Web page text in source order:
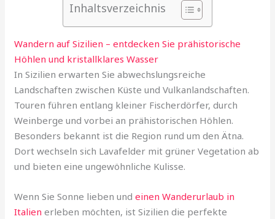
Inhaltsverzeichnis
Wandern auf Sizilien – entdecken Sie prähistorische
Höhlen und kristallklares Wasser
In Sizilien erwarten Sie abwechslungsreiche
Landschaften zwischen Küste und Vulkanlandschaften.
Touren führen entlang kleiner Fischerdörfer, durch
Weinberge und vorbei an prähistorischen Höhlen.
Besonders bekannt ist die Region rund um den Ätna.
Dort wechseln sich Lavafelder mit grüner Vegetation ab
und bieten eine ungewöhnliche Kulisse.
Wenn Sie Sonne lieben undeinen Wanderurlaub in
Italien erleben möchten, ist Sizilien die perfekte